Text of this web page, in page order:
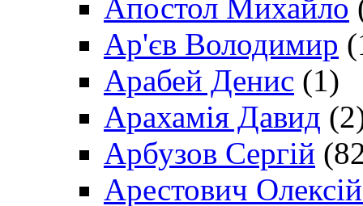
Апостол Михайло
Ар'єв Володимир
Арабей Денис (1)
Арахамія Давид
Арбузов Сергій
Арестович